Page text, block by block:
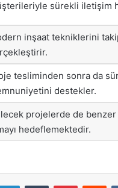
sürekli iletişim
inşaat tekniklerini
tesliminden sonra da
destekler.
projelerde de benzer
hedeflemektedir.
LinkedInTumblr Pinterest